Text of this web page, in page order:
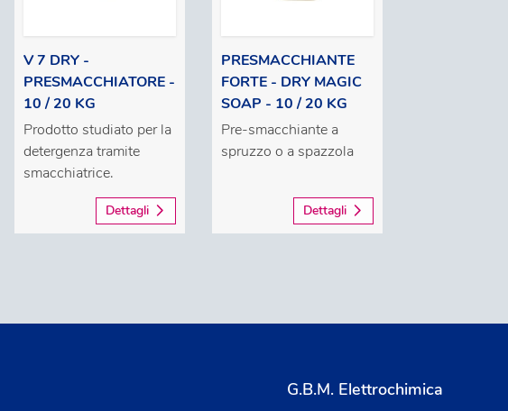
V 7 DRY -
PRESMACCHIATORE -
10 / 20 KG
Prodotto studiato per la
detergenza tramite
smacchiatrice.
Dettagli
PRESMACCHIANTE
FORTE - DRY MAGIC
SOAP - 10 / 20 KG
Pre-smacchiante a
spruzzo o a spazzola
Dettagli
G.B.M. Elettrochimica